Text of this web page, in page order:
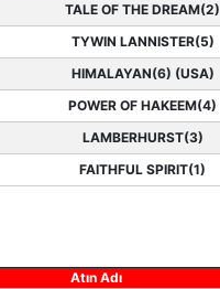
TALE OF THE DREAM(2)
TYWIN LANNISTER(5)
HIMALAYAN(6) (USA)
POWER OF HAKEEM(4)
LAMBERHURST(3)
FAITHFUL SPIRIT(1)
Atın Adı